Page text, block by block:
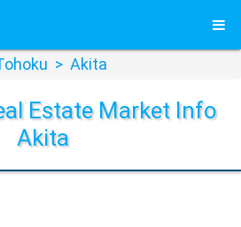
> Akita
Estate Market Info
Akita